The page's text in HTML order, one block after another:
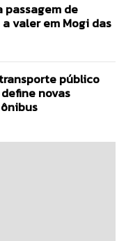
passagem de
valer em Mogi das
público
novas